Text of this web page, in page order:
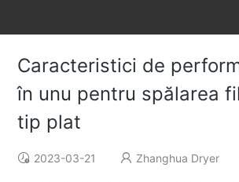
Caracteristici de
în unu pentru spălarea
tip plat
2023-03-21 Zhanghua Dryer